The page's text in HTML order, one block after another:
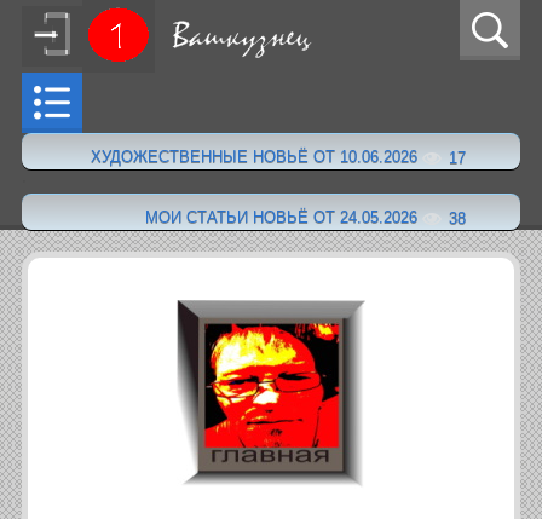
ХУДОЖЕСТВЕННЫЕ НОВЬЁ ОТ 10.06.2026 17
МОИ СТАТЬИ НОВЬЁ ОТ 24.05.2026 38